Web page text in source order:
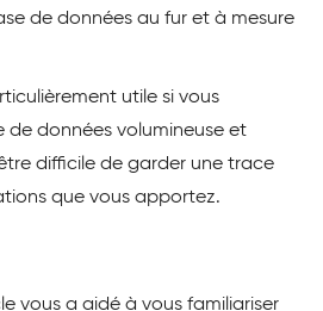
de données au fur et à mesure
utile si vous
de données volumineuse et
difficile de garder une trace
que vous apportez.
vous a aidé à vous familiariser